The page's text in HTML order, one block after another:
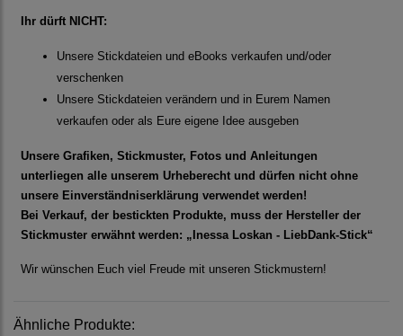
Ihr dürft NICHT:
Unsere Stickdateien und eBooks verkaufen und/oder
verschenken
Unsere Stickdateien verändern und in Eurem Namen
verkaufen oder als Eure eigene Idee ausgeben
Unsere Grafiken, Stickmuster, Fotos und Anleitungen
unterliegen alle unserem Urheberecht und dürfen nicht ohne
unsere Einverständniserklärung verwendet werden!
Bei Verkauf, der bestickten Produkte, muss der Hersteller der
Stickmuster erwähnt werden: „Inessa Loskan - LiebDank-Stick“
Wir wünschen Euch viel Freude mit unseren Stickmustern!
Ähnliche Produkte: